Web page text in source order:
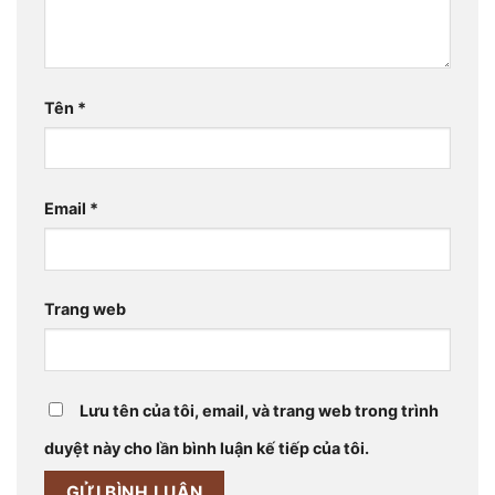
Tên *
Email *
Trang web
Lưu tên của tôi, email, và trang web trong trình
duyệt này cho lần bình luận kế tiếp của tôi.